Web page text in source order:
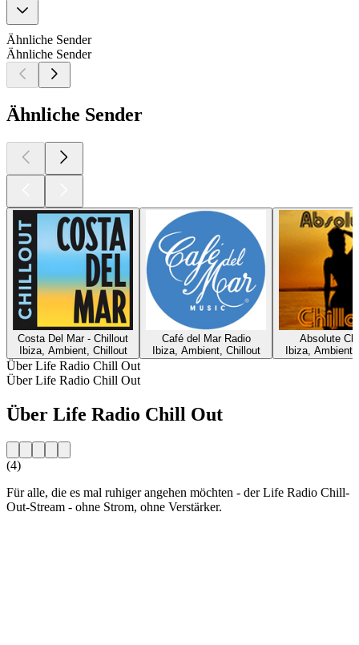
Ähnliche Sender
Ähnliche Sender
Ähnliche Sender
Costa Del Mar - Chillout
Ibiza, Ambient, Chillout
Café del Mar Radio
Ibiza, Ambient, Chillout
Absolute
Ibiza,
Über Life Radio Chill Out
Über Life Radio Chill Out
Über Life Radio Chill Out
(4)
Für alle, die es mal ruhiger angehen möchten - der Life Radio Chill-
Out-Stream - ohne Strom, ohne Verstärker.